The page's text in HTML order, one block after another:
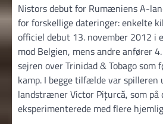
Nistors debut for Rumæniens A-
for forskellige dateringer: enkelte
officiel debut 13. november 2012 i
mod Belgien, mens andre anfører
sejren over Trinidad & Tobago
kamp. I begge tilfælde var spilleren
landstræner Victor Pițurcă, som
eksperimenterede med flere